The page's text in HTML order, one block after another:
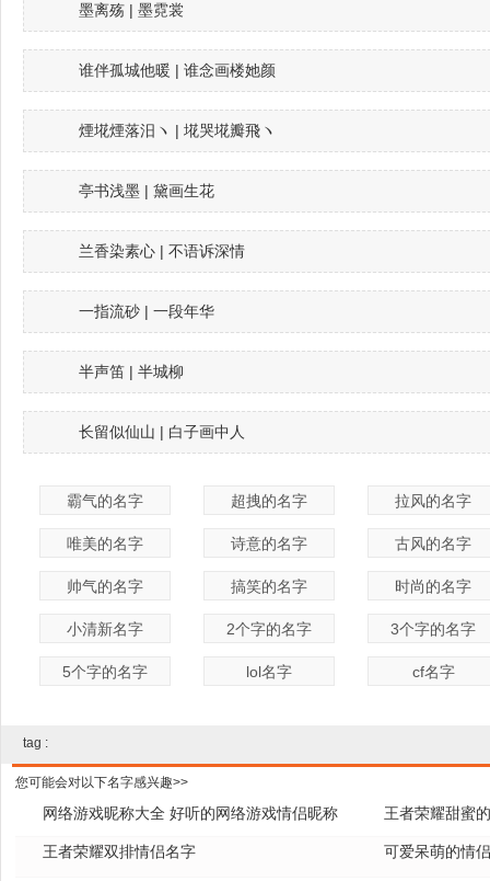
墨离殇 | 墨霓裳
谁伴孤城他暖 | 谁念画楼她颜
煙埖煙落汨ヽ | 埖哭埖瓣飛ヽ
亭书浅墨 | 黛画生花
兰香染素心 | 不语诉深情
一指流砂 | 一段年华
半声笛 | 半城柳
长留似仙山 | 白子画中人
霸气的名字 超拽的名字 拉风的名字
唯美的名字 诗意的名字 古风的名字
帅气的名字 搞笑的名字 时尚的名字
小清新名字 2个字的名字 3个字的名字
5个字的名字 lol名字 cf名字
tag :
您可能会对以下名字感兴趣>>
网络游戏昵称大全 好听的网络游戏情侣昵称 王者荣耀甜蜜
王者荣耀双排情侣名字 可爱呆萌的情